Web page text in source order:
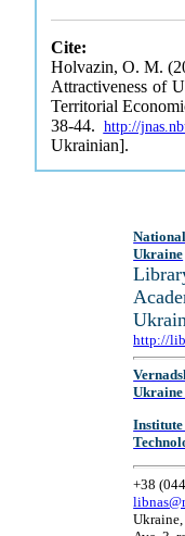
Cite:
Holvazin, O. M.
Attractiveness of
Territorial
38-44. http://
Ukrainian].
Ukraine
http://
+38